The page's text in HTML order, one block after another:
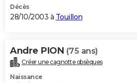
Décès
28/10/2003 à Touillon
Andre PION (75 ans)
Créer une cagnotte obsèques
Naissance